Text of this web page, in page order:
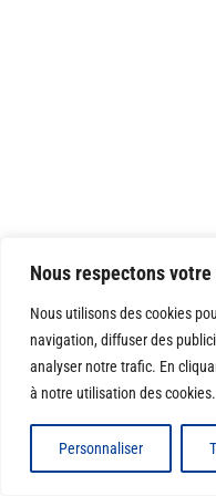
Nous respectons
Nous utilisons des cookies
navigation, diffuser des
analyser notre trafic. En
à notre utilisation des cookies.
Personnaliser